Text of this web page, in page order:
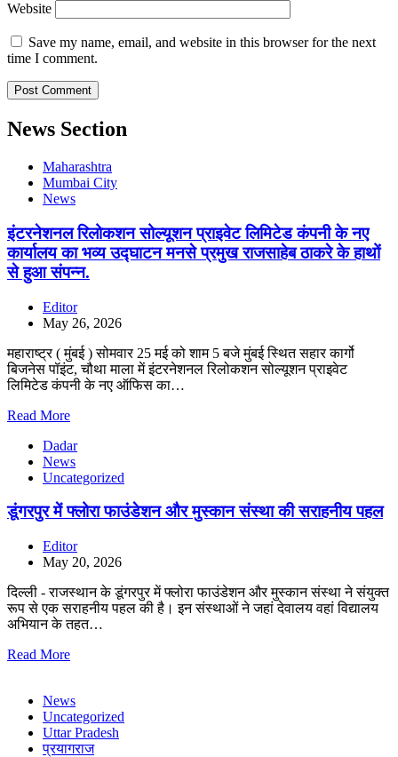
Website
Save my name, email, and website in this browser for the next
time I comment.
News Section
Maharashtra
Mumbai City
News
इंटरनेशनल रिलोकशन सोल्यूशन प्राइवेट लिमिटेड कंपनी के नए
कार्यालय का भव्य उद्घाटन मनसे प्रमुख राजसाहेब ठाकरे के हाथों
से हुआ संपन्न.
Editor
May 26, 2026
महाराष्ट्र ( मुंबई ) सोमवार 25 मई को शाम 5 बजे मुंबई स्थित सहार कार्गो
बिजनेस पॉइंट, चौथा माला में इंटरनेशनल रिलोकशन सोल्यूशन प्राइवेट
लिमिटेड कंपनी के नए ऑफिस का…
Read More
Dadar
News
Uncategorized
डूंगरपुर में फ्लोरा फाउंडेशन और मुस्कान संस्था की सराहनीय पहल
Editor
May 20, 2026
दिल्ली - राजस्थान के डूंगरपुर में फ्लोरा फाउंडेशन और मुस्कान संस्था ने संयुक्त
रूप से एक सराहनीय पहल की है। इन संस्थाओं ने जहां देवालय वहां विद्यालय
अभियान के तहत…
Read More
News
Uncategorized
Uttar Pradesh
प्रयागराज